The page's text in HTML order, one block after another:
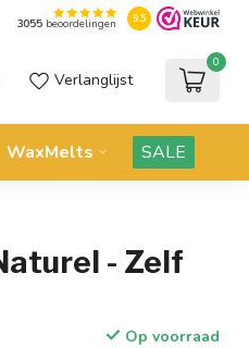
3055beoordelingen 9.5
Verlanglijst
0
WaxMelts SALE
- Zelf
Op voorraad